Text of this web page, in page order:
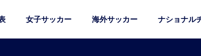
女子サッカー 海外サッカー ナショナル